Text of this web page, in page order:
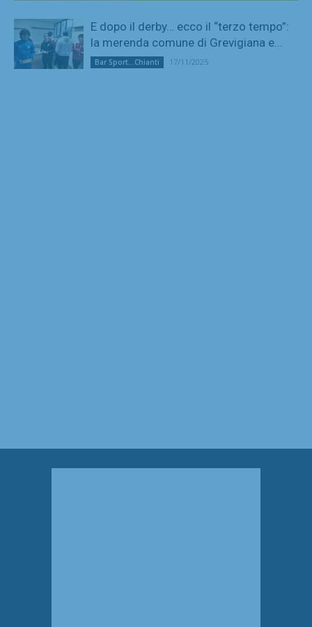
E dopo il derby… ecco il “terzo tempo”:
la merenda comune di Grevigiana e...
Bar Sport...Chianti 17/11/2025